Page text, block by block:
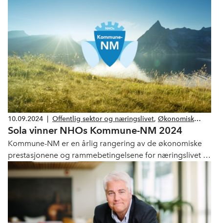
10.09.2024 Offentlig sektor og næringslivet, Økonomisk
politikk og analyse
Sola vinner NHOs Kommune-NM 2024
Kommune-NM er en årlig rangering av de økonomiske
prestasjonene og rammebetingelsene for næringslivet i
norske kommuner. I årets kåring rangerer Sola kommune
på førsteplass, deretter følger Oslo og Bærum.